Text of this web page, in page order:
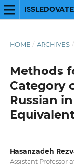
HOME / ARCHIVES /
Methods
Category
Russian
Hasanzadeh
Assistant Professor